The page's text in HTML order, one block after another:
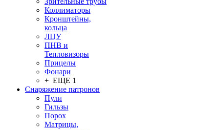
Коллиматоры
Кронштейны,
кольца
ЛЦУ
ПНВ и
Тепловизоры
Прицелы
Фонари
+ ЕЩЕ 1
Снаряжение патронов
Пули
Гильзы
Порох
Матрицы,